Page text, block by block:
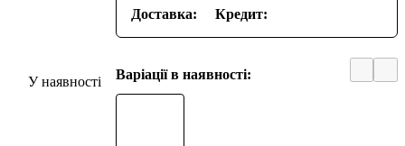
Доставка: Кредит:
Варіації в наявності: